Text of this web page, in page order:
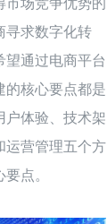
寻求数字化转
通过电商平台
的核心要点都是
户体验、技术架
运营管理五个方
点。